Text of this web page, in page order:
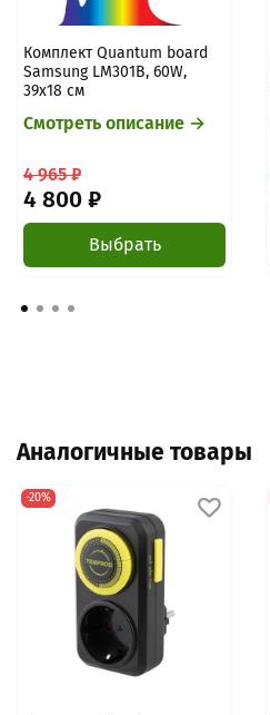
Комплект Quantum board
Samsung LM301B, 60W,
39х18 см
Смотреть описание →
4 965 ₽
4 800 ₽
Выбрать
Аналогичные товары
-20%